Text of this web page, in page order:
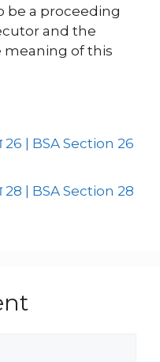
be a proceeding
and the
of this
26 | BSA Section 26
28 | BSA Section 28